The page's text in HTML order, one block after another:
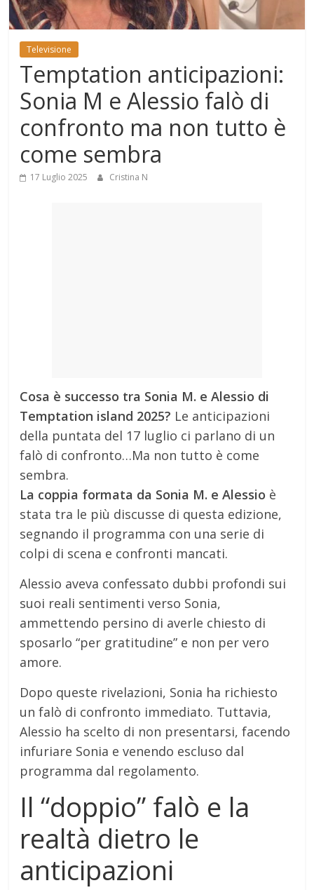
Mondo
Televisione
Temptation anticipazioni:
Sonia M e Alessio falò di
confronto ma non tutto è
come sembra
17 Luglio 2025 Cristina N
Cosa è successo tra Sonia M. e Alessio di
Temptation island 2025? Le anticipazioni
della puntata del 17 luglio ci parlano di un
falò di confronto…Ma non tutto è come
sembra.
La coppia formata da Sonia M. e Alessio è
stata tra le più discusse di questa edizione,
segnando il programma con una serie di
colpi di scena e confronti mancati.
Alessio aveva confessato dubbi profondi sui
suoi reali sentimenti verso Sonia,
ammettendo persino di averle chiesto di
sposarlo “per gratitudine” e non per vero
amore.
Dopo queste rivelazioni, Sonia ha richiesto
un falò di confronto immediato. Tuttavia,
Alessio ha scelto di non presentarsi, facendo
infuriare Sonia e venendo escluso dal
programma dal regolamento.
Il “doppio” falò e la
realtà dietro le
anticipazioni